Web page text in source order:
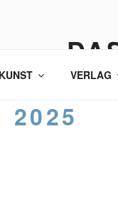
KUNST VERLAG
2025